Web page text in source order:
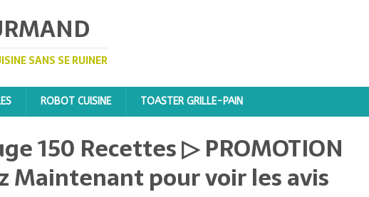
SANS SE RUINER
ROBOT CUISINE TOASTER GRILLE-PAIN
150 Recettes ▷ PROMOTION
Maintenant pour voir les avis